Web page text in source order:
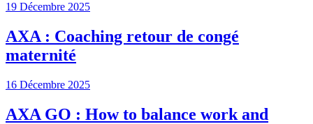
19 Décembre 2025
AXA : Coaching retour de congé
maternité
16 Décembre 2025
AXA GO : How to balance work and